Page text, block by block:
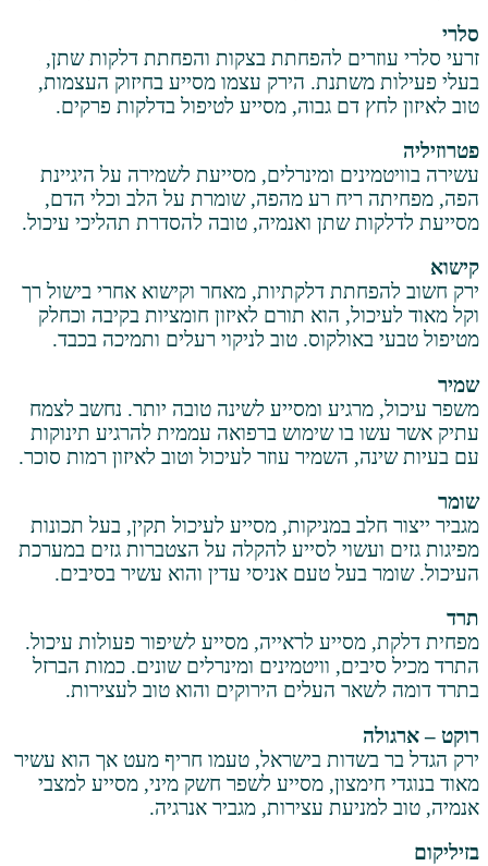
להפחתת בצקות והפחתת דלקות שתן,
הירק עצמו מסייע בחיזוק העצמות,
דם גבוה, מסייע לטיפול בדלקות פרקים.
ומינרלים, מסייעת לשמירה על היגיינת
רע מהפה, שומרת על הלב וכלי הדם,
שתן ואנמיה, טובה להסדרת תהליכי עיכול.
דלקתיות, מאחר וקישוא אחרי בישול רך
הוא תורם לאיזון חומציות בקיבה וכחלק
טוב לניקוי רעלים ותמיכה בכבד.
ומסייע לשינה טובה יותר. נחשב לצמח
שימוש ברפואה עממית להרגיע תינוקות
השמיר עוזר לעיכול וטוב לאיזון רמות סוכר.
במניקות, מסייע לעיכול תקין, בעל תכונות
לסייע להקלה על הצטברות גזים במערכת
טעם אניסי עדין והוא עשיר בסיבים.
לראייה, מסייע לשיפור פעולות עיכול.
וויטמינים ומינרלים שונים. כמות הברזל
העלים הירוקים והוא טוב לעצירות.
בישראל, טעמו חריף מעט אך הוא עשיר
מסייע לשפר חשק מיני, מסייע למצבי
עצירות, מגביר אנרגיה.